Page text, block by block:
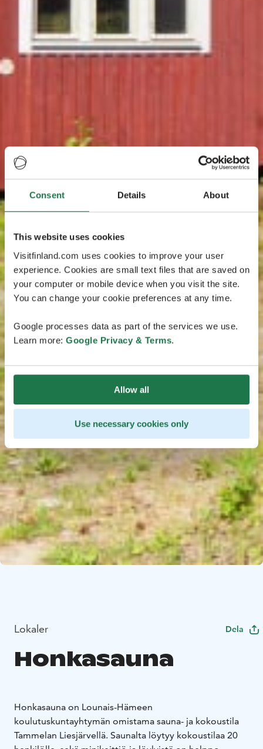
Consent Details About
This website uses cookies
Visitfinland.com uses cookies to improve your user
experience. Cookies are small text files that are saved on
your computer or mobile device when you visit the site.
You can change your cookie preferences at any time.
Google processes data as part of the services we use.
Learn more: Google Privacy & Terms.
Allow all
Use necessary cookies only
Lokaler Dela
Honkasauna
Honkasauna on Lounais-Hämeen
koulutuskuntayhtymän omistama sauna- ja kokoustila
Tammelan Liesjärvellä. Saunalta löytyy kokoustilaa 20